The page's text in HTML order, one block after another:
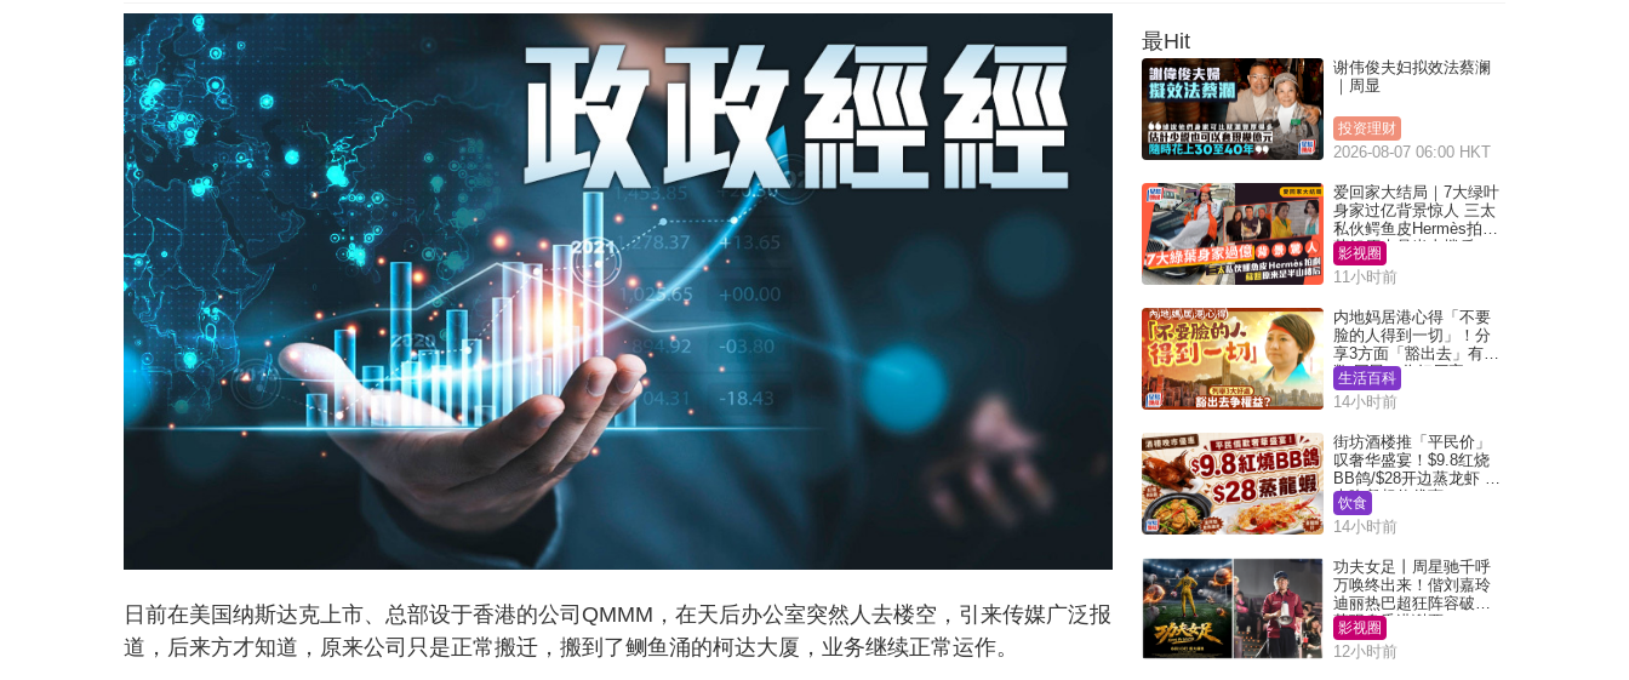
日前在美国纳斯达克上市、总部设于香港的公司QMMM，在天后办公室突然人去楼空，引来传媒广泛报
道，后来方才知道，原来公司只是正常搬迁，搬到了鲗鱼涌的柯达大厦，业务继续正常运作。
最Hit
谢伟俊夫妇拟效法蔡澜
｜周显
投资理财
2026-08-07 06:00 HKT
爱回家大结局｜7大绿叶
身家过亿背景惊人 三太
私伙鳄鱼皮Hermès拍剧
苏姐原来是半山楼后
影视圈
11小时前
内地妈居港心得「不要
脸的人得到一切」！分
享3方面「豁出去」有著
数 网民：你好厉害
生活百科
14小时前
街坊酒楼推「平民价」
叹奢华盛宴！$9.8红烧
BB鸽/$28开边蒸龙虾 3
大晚餐超值优惠
饮食
14小时前
功夫女足丨周星驰千呼
万唤终出来！偕刘嘉玲
迪丽热巴超狂阵容破天
荒现身香港谢票
影视圈
12小时前